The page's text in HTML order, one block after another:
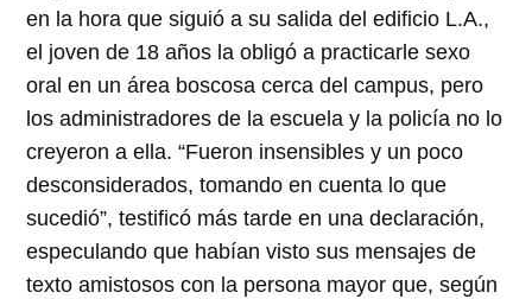
en la hora que siguió a su salida del edificio L.A.,
el joven de 18 años la obligó a practicarle sexo
oral en un área boscosa cerca del campus, pero
los administradores de la escuela y la policía no lo
creyeron a ella. “Fueron insensibles y un poco
desconsiderados, tomando en cuenta lo que
sucedió”, testificó más tarde en una declaración,
especulando que habían visto sus mensajes de
texto amistosos con la persona mayor que, según